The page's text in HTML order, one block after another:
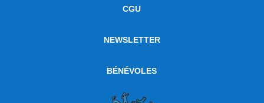
CGU
NEWSLETTER
BÉNÉVOLES